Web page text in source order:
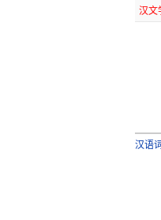
汉文
汉语